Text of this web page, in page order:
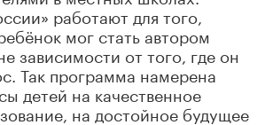
работают для того,
мог стать автором
зависимости от того, где он
Так программа намерена
детей на качественное
на достойное будущее